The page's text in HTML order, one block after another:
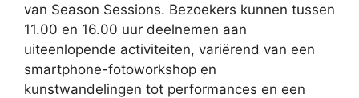
van Season Sessions. Bezoekers kunnen tussen
11.00 en 16.00 uur deelnemen aan
uiteenlopende activiteiten, variërend van een
smartphone-fotoworkshop en
kunstwandelingen tot performances en een